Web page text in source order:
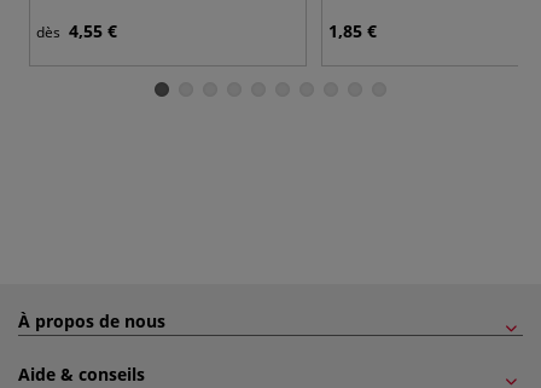
dès 4,55 € 1,85 €
À propos de nous
Aide & conseils